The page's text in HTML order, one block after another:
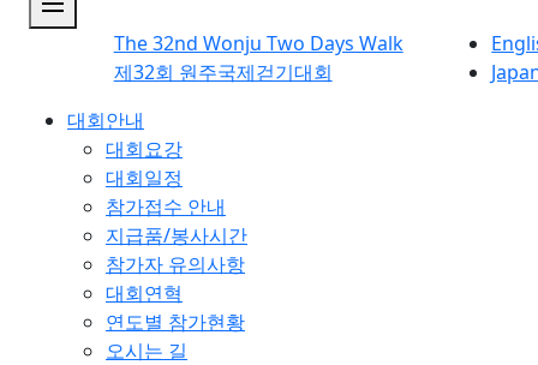
The 32nd Wonju Two Days Walk
제32회 원주국제걷기대회
대회안내
대회요강
대회일정
참가접수 안내
지급품/봉사시간
참가자 유의사항
대회연혁
연도별 참가현황
오시는 길